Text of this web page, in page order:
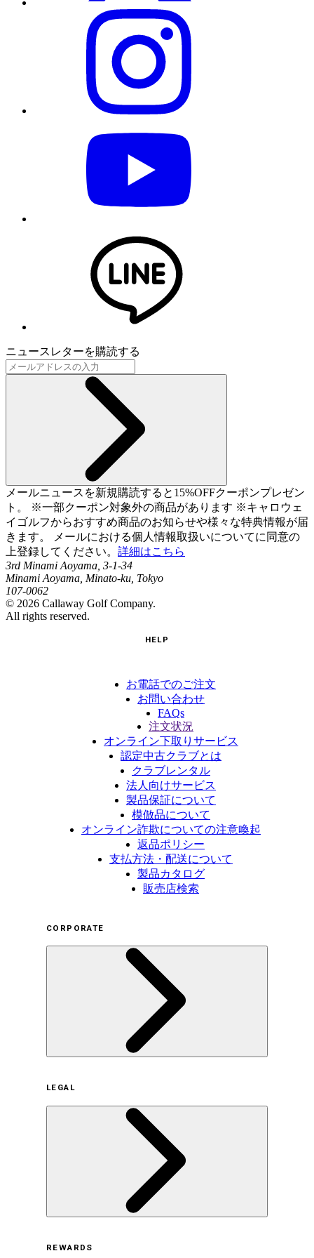
ニュースレターを購読する
メールニュースを新規購読すると15%OFFクーポンプレゼン
ト。 ※一部クーポン対象外の商品があります ※キャロウェ
イゴルフからおすすめ商品のお知らせや様々な特典情報が届
きます。 メールにおける個人情報取扱いについてに同意の
上登録してください。 詳細はこちら
3rd Minami Aoyama, 3-1-34
Minami Aoyama, Minato-ku, Tokyo
107-0062
© 2026 Callaway Golf Company.
All rights reserved.
HELP
お電話でのご注文
お問い合わせ
FAQs
注文状況
オンライン下取りサービス
認定中古クラブとは
クラブレンタル
法人向けサービス
製品保証について
模倣品について
オンライン詐欺についての注意喚起
返品ポリシー
支払方法・配送について
製品カタログ
販売店検索
CORPORATE
サステナビリティの取り組み（日本）
サステナビリティの取り組み（米国/英語）
ヒストリー
採用情報
LEGAL
REWARDS